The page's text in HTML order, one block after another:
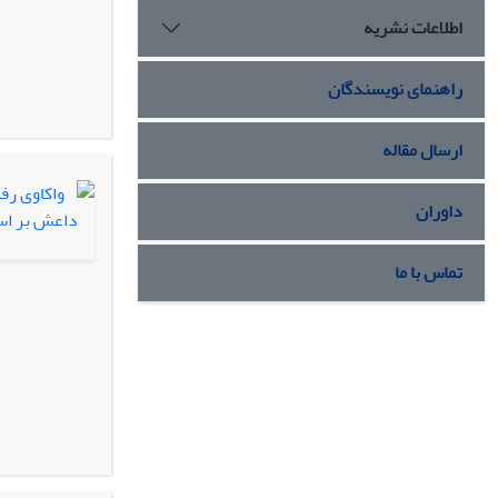
اطلاعات نشریه
راهنمای نویسندگان
ارسال مقاله
داوران
تماس با ما